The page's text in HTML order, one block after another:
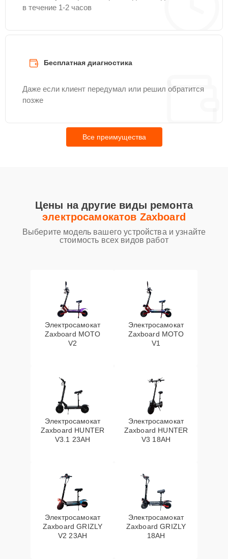
в течение 1-2 часов
Бесплатная диагностика
Даже если клиент передумал или решил обратится
позже
Все преимущества
Цены на другие виды ремонта
электросамокатов Zaxboard
Выберите модель вашего устройства и узнайте
стоимость всех видов работ
Электросамокат
Zaxboard MOTO
V2
Электросамокат
Zaxboard MOTO
V1
Электросамокат
Zaxboard HUNTER
V3.1 23AH
Электросамокат
Zaxboard HUNTER
V3 18AH
Электросамокат
Zaxboard GRIZLY
V2 23AH
Электросамокат
Zaxboard GRIZLY
18AH